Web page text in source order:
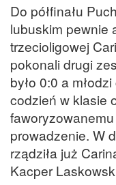
Do półfinału
lubuskim pewnie
trzecioligowej
pokonali drugi
było 0:0 a
codzień w klasie
prowadzenie. W
rządziła już
Kacper